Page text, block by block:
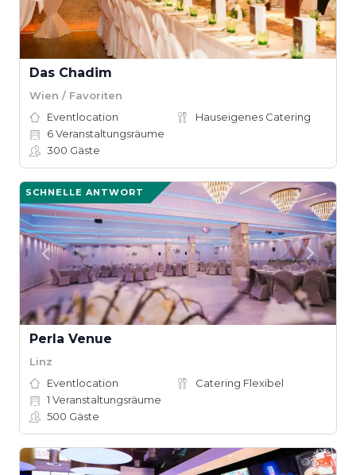
Das Chadim
Wien / Favoriten
Eventlocation
Hauseigenes Catering
6Veranstaltungsräume
300 Gäste
SCHNELLE ANTWORT
Perla Venue
Linz
Eventlocation
Catering Flexibel
1 Veranstaltungsräume
500 Gäste